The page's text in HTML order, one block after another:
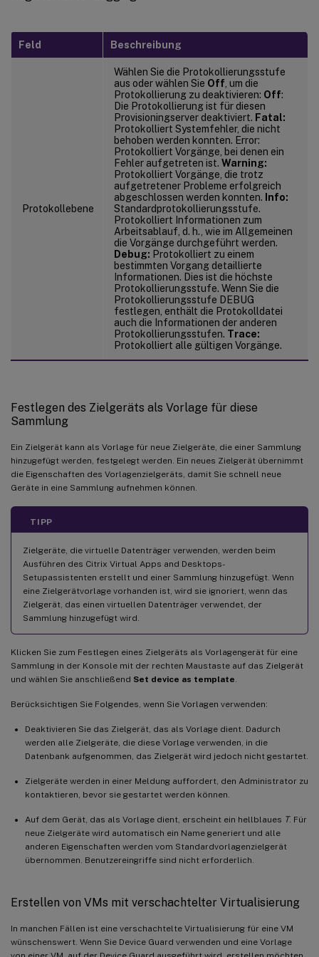
Feld Beschreibung
Protokollebene
Wählen Sie die Protokollierungsstufe
aus oder wählen Sie Off , um die
Protokollierung zu deaktivieren: Off:
Die Protokollierung ist für diesen
Provisioningserver deaktiviert. Fatal:
Protokolliert Systemfehler, die nicht
behoben werden konnten. Error:
Protokolliert Vorgänge, bei denen ein
Fehler aufgetreten ist. Warning:
Protokolliert Vorgänge, die trotz
aufgetretener Probleme erfolgreich
abgeschlossen werden konnten. Info:
Standardprotokollierungsstufe.
Protokolliert Informationen zum
Arbeitsablauf, d. h., wie im Allgemeinen
die Vorgänge durchgeführt werden.
Debug: Protokolliert zu einem
bestimmten Vorgang detaillierte
Informationen. Dies ist die höchste
Protokollierungsstufe. Wenn Sie die
Protokollierungsstufe DEBUG
festlegen, enthält die Protokolldatei
auch die Informationen der anderen
Protokollierungsstufen. Trace:
Protokolliert alle gültigen Vorgänge.
Festlegen des Zielgeräts als Vorlage für diese
Sammlung
Ein Zielgerät kann als Vorlage für neue Zielgeräte, die einer Sammlung
hinzugefügt werden, festgelegt werden. Ein neues Zielgerät übernimmt
die Eigenschaften des Vorlagenzielgeräts, damit Sie schnell neue
Geräte in eine Sammlung aufnehmen können.
TIPP
Zielgeräte, die virtuelle Datenträger verwenden, werden beim
Ausführen des Citrix Virtual Apps and Desktops-
Setupassistenten erstellt und einer Sammlung hinzugefügt. Wenn
eine Zielgerätvorlage vorhanden ist, wird sie ignoriert, wenn das
Zielgerät, das einen virtuellen Datenträger verwendet, der
Sammlung hinzugefügt wird.
Klicken Sie zum Festlegen eines Zielgeräts als Vorlagengerät für eine
Sammlung in der Konsole mit der rechten Maustaste auf das Zielgerät
und wählen Sie anschließend Set device as template
Berücksichtigen Sie Folgendes, wenn Sie Vorlagen verwenden:
Deaktivieren Sie das Zielgerät, das als Vorlage dient. Dadurch
werden alle Zielgeräte, die diese Vorlage verwenden, in die
Datenbank aufgenommen, das Zielgerät wird jedoch nicht gestartet.
Zielgeräte werden in einer Meldung auffordert, den Administrator zu
kontaktieren, bevor sie gestartet werden können.
Auf dem Gerät, das als Vorlage dient, erscheint ein hellblaues T. Für
neue Zielgeräte wird automatisch ein Name generiert und alle
anderen Eigenschaften werden vom Standardvorlagenzielgerät
übernommen. Benutzereingriffe sind nicht erforderlich.
Erstellen von VMs mit verschachtelter Virtualisierung
In manchen Fällen ist eine verschachtelte Virtualisierung für eine VM
wünschenswert. Wenn Sie Device Guard verwenden und eine Vorlage